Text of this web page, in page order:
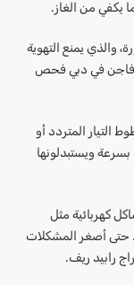
يكفي من الغاز.
والذي يمنع التهوية
فاجن في دبي فحص
التيار المتردد أو
ويستبدلونها
كهربائية مثل
حتى أصغر المشكلات
رابيد ريف.